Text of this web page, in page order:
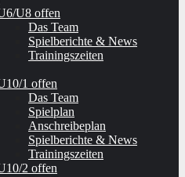
U8 offen
Das Team
Spielberichte & News
Trainingszeiten
1 offen
Das Team
Spielplan
Anschreibeplan
Spielberichte & News
Trainingszeiten
2 offen